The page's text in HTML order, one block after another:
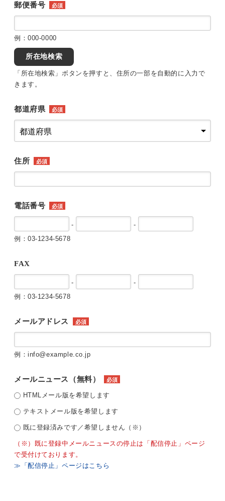
郵便番号 必須
例：000-0000
所在地検索
「所在地検索」ボタンを押すと、住所の一部を自動的に入力で
きます。
都道府県 必須
住所 必須
電話番号 必須
-
-
例：03-1234-5678
FAX
-
-
例：03-1234-5678
メールアドレス 必須
例：info@example.co.jp
メールニュース（無料） 必須
HTMLメール版を希望します
テキストメール版を希望します
既に登録済みです／希望しません（※）
（※）既に登録中メールニュースの停止は「配信停止」ページ
で受付けております。
≫「配信停止」ページはこちら